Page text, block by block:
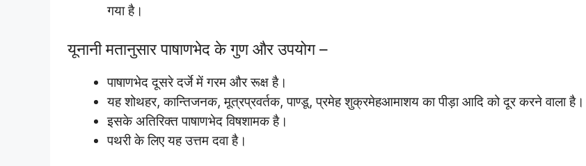
गया है।
यूनानी मतानुसार पाषाणभेद के गुण और उपयोग –
पाषाणभेद दूसरे दर्जे में गरम और रूक्ष है।
यह शोथहर, कान्तिजनक, मूत्रप्रवर्तक, पाण्डू, प्रमेह शुक्रमेहआमाशय का पीड़ा आदि को दूर करने वाला है।
इसके अतिरिक्त पाषाणभेद विषशामक है।
पथरी के लिए यह उत्तम दवा है।